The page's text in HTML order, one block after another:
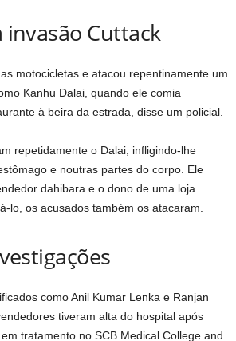
invasão Cuttack
motocicletas e atacou repentinamente um
Kanhu Dalai, quando ele comia
à beira da estrada, disse um policial.
repetidamente o Dalai, infligindo-lhe
e noutras partes do corpo. Ele
dahibara e o dono de uma loja
lo, os acusados ​​também os atacaram.
como Anil Kumar Lenka e Ranjan
tiveram alta do hospital após
tratamento no SCB Medical College and